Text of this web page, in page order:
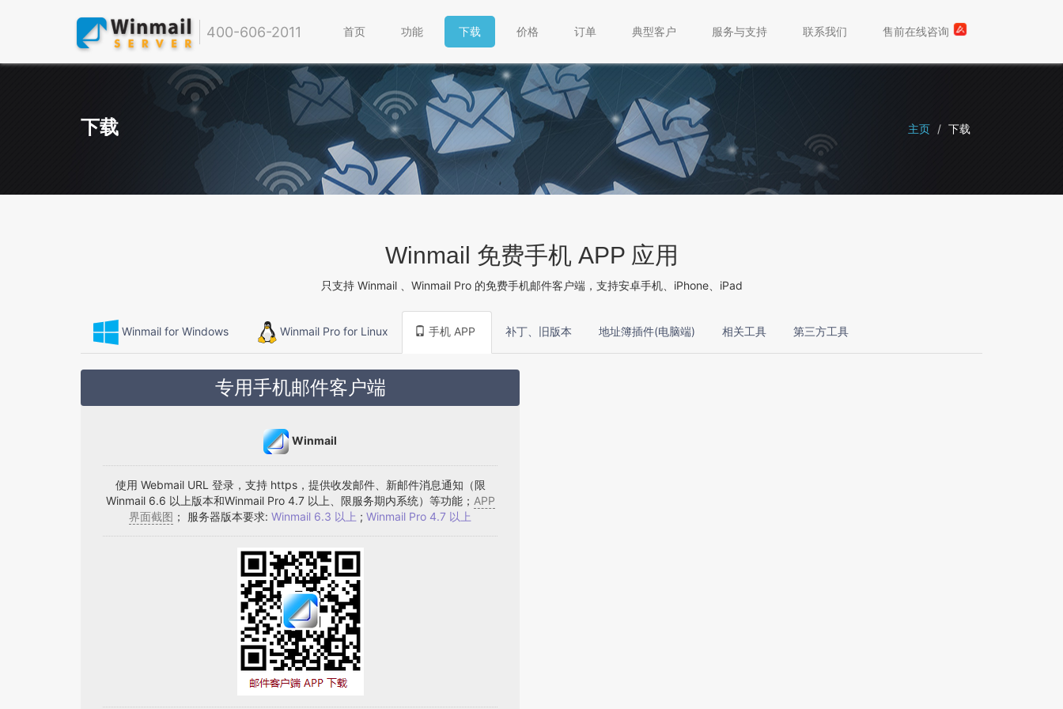
400-606-2011 首页 功能 下载 价格 订单 典型客户 服务与支持 联系我们 售前在线咨询
下载 主页 下载
Winmail 免费手机 APP 应用
只支持 Winmail 、Winmail Pro 的免费手机邮件客户端，支持安卓手机、iPhone、iPad
Winmail for Windows Winmail Pro for Linux 手机 APP 补丁、旧版本 地址簿插件(电脑端) 相关工具 第三方工具
专用手机邮件客户端
Winmail
使用 Webmail URL 登录，支持 https，提供收发邮件、新邮件消息通知（限
Winmail 6.6 以上版本和Winmail Pro 4.7 以上、限服务期内系统）等功能； APP
界面截图 ； 服务器版本要求: Winmail 6.3 以上 ; Winmail Pro 4.7 以上